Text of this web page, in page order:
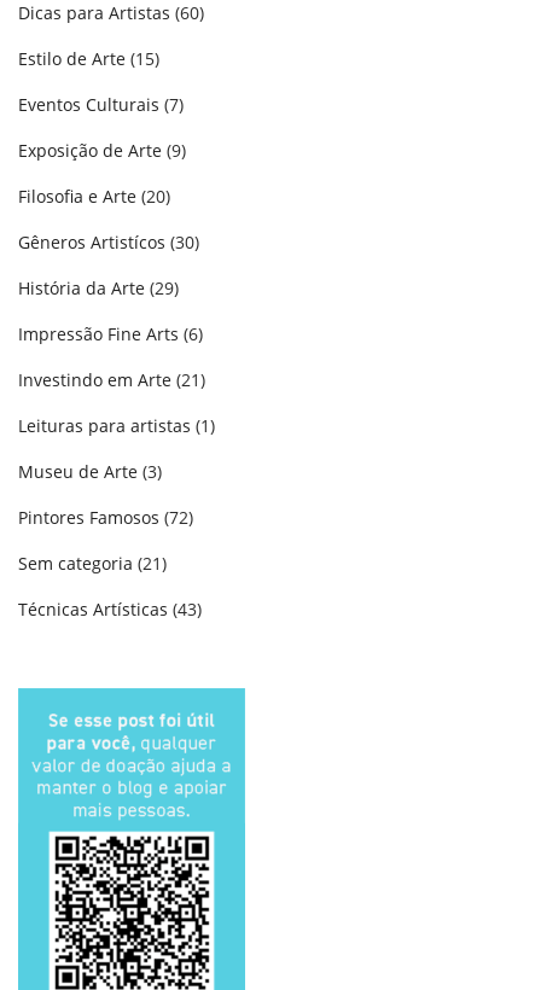
Dicas para Artistas (60)
Estilo de Arte (15)
Eventos Culturais (7)
Exposição de Arte (9)
Filosofia e Arte (20)
Gêneros Artistícos (30)
História da Arte (29)
Impressão Fine Arts (6)
Investindo em Arte (21)
Leituras para artistas (1)
Museu de Arte (3)
Pintores Famosos (72)
Sem categoria (21)
Técnicas Artísticas (43)